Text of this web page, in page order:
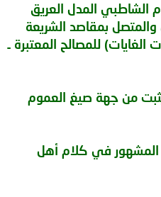
الشاطبي المدل العريق
بمقاصد الشريعة
للمصالح المعتبرة ـ
يثبت من جهة صيغ العموم
المشهور في كلام أهل